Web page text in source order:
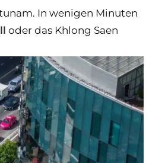
In wenigen Minuten
oder das Khlong Saen